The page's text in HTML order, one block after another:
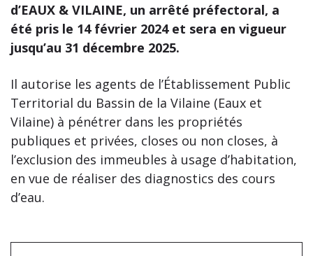
d’EAUX & VILAINE, un arrêté préfectoral, a
été pris le 14 février 2024 et sera en vigueur
jusqu’au 31 décembre 2025.
Il autorise les agents de l’Établissement Public
Territorial du Bassin de la Vilaine (Eaux et
Vilaine) à pénétrer dans les propriétés
publiques et privées, closes ou non closes, à
l’exclusion des immeubles à usage d’habitation,
en vue de réaliser des diagnostics des cours
d’eau.